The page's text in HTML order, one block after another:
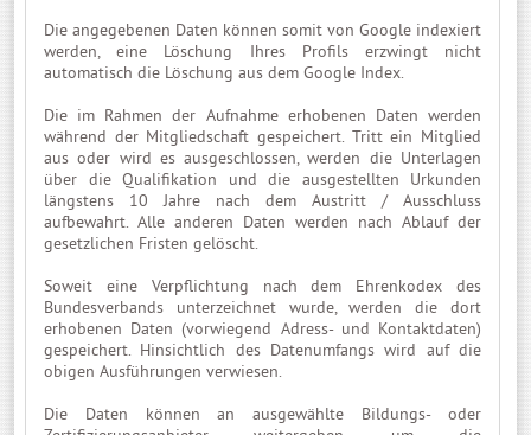
Die angegebenen Daten können somit von Google indexiert
werden, eine Löschung Ihres Profils erzwingt nicht
automatisch die Löschung aus dem Google Index.
Die im Rahmen der Aufnahme erhobenen Daten werden
während der Mitgliedschaft gespeichert. Tritt ein Mitglied
aus oder wird es ausgeschlossen, werden die Unterlagen
über die Qualifikation und die ausgestellten Urkunden
längstens 10 Jahre nach dem Austritt / Ausschluss
aufbewahrt. Alle anderen Daten werden nach Ablauf der
gesetzlichen Fristen gelöscht.
Soweit eine Verpflichtung nach dem Ehrenkodex des
Bundesverbands unterzeichnet wurde, werden die dort
erhobenen Daten (vorwiegend Adress- und Kontaktdaten)
gespeichert. Hinsichtlich des Datenumfangs wird auf die
obigen Ausführungen verwiesen.
Die Daten können an ausgewählte Bildungs- oder